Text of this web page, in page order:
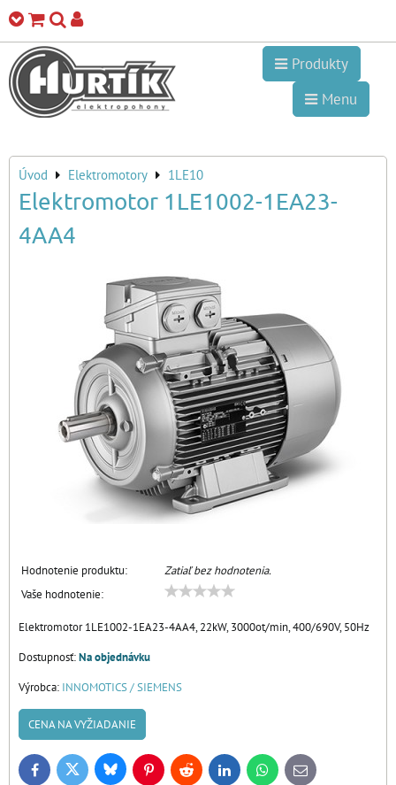
Produkty
Menu
Úvod Elektromotory 1LE10
Elektromotor 1LE1002-1EA23-
4AA4
Hodnotenie produktu:
Zatiaľ bez hodnotenia.
Vaše hodnotenie:
Elektromotor 1LE1002-1EA23-4AA4, 22kW, 3000ot/min, 400/690V, 50Hz
Dostupnosť:Na objednávku
Výrobca: INNOMOTICS / SIEMENS
CENA NA VYŽIADANIE
FacebookTwitter BlueskyPinterestReddit LinkedInWhatsApp
E-